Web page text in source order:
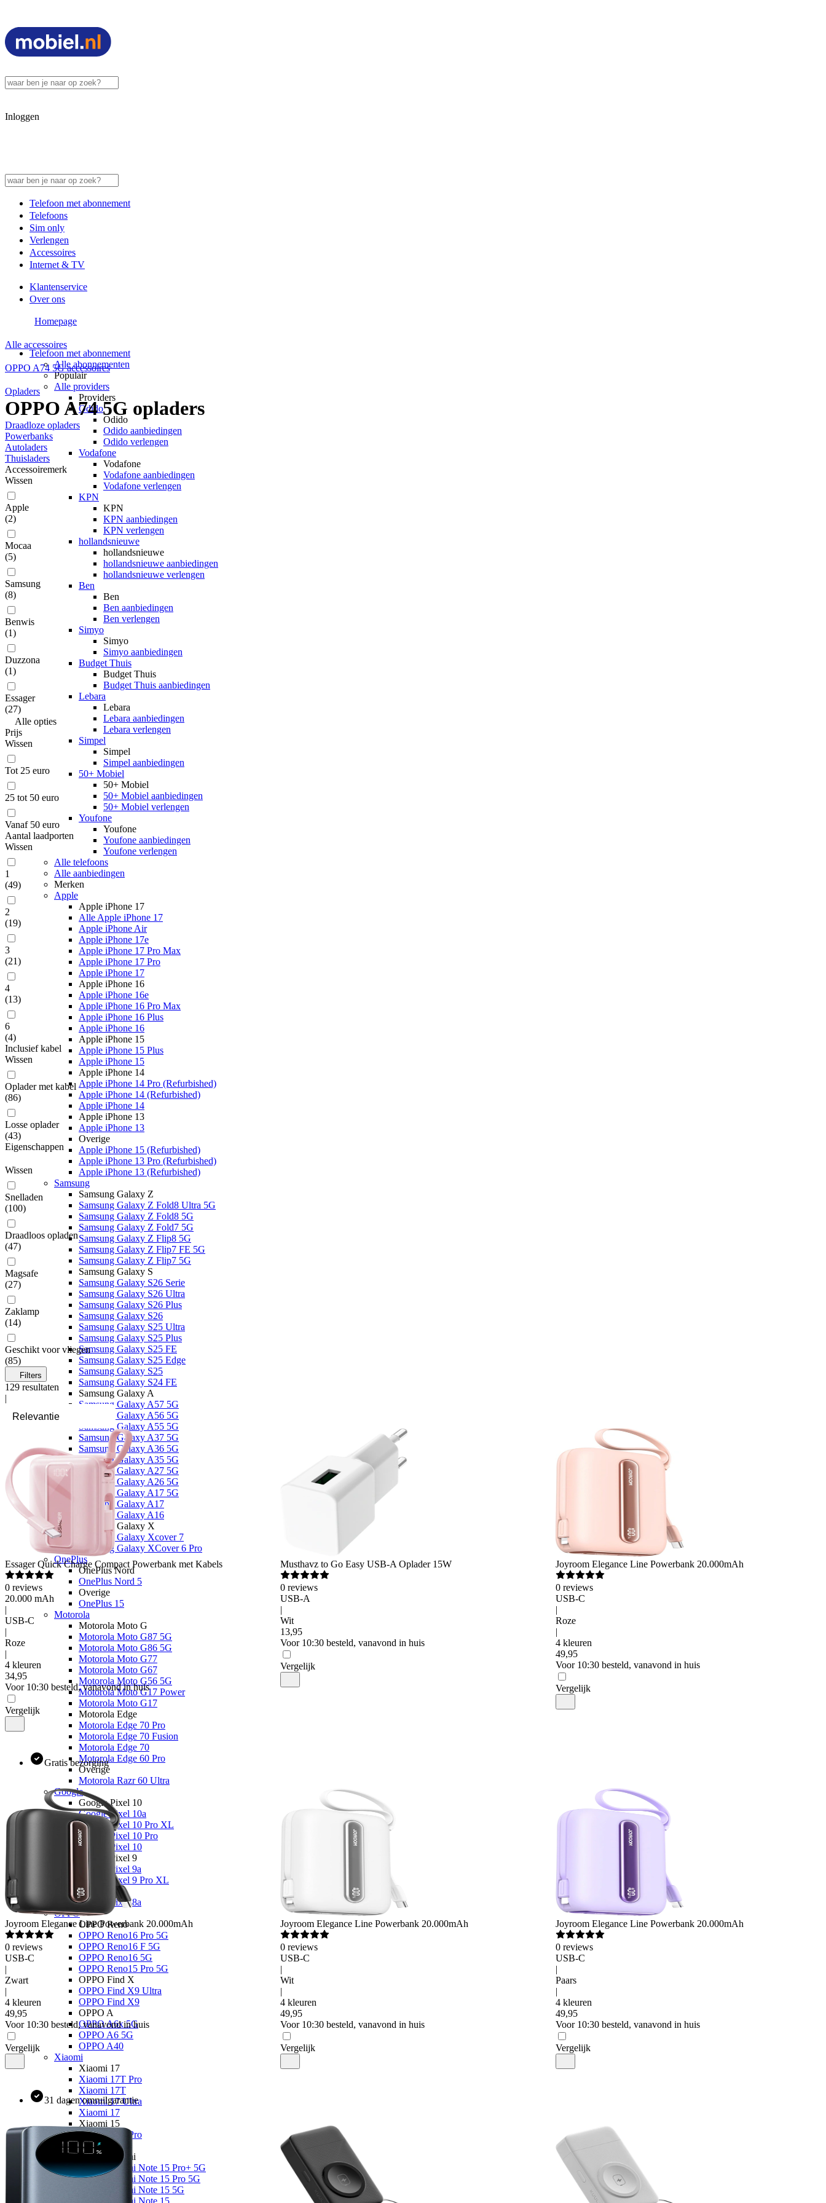
Inloggen
Telefoon met abonnement
Telefoons
Sim only
Verlengen
Accessoires
Internet & TV
Klantenservice
Over ons
Telefoon met abonnement
Alle abonnementen
Populair
Alle providers
Providers
Odido
Odido
Odido aanbiedingen
Odido verlengen
Vodafone
Vodafone
Vodafone aanbiedingen
Vodafone verlengen
KPN
KPN
KPN aanbiedingen
KPN verlengen
hollandsnieuwe
hollandsnieuwe
hollandsnieuwe aanbiedingen
hollandsnieuwe verlengen
Ben
Ben
Ben aanbiedingen
Ben verlengen
Simyo
Simyo
Simyo aanbiedingen
Budget Thuis
Budget Thuis
Budget Thuis aanbiedingen
Lebara
Lebara
Lebara aanbiedingen
Lebara verlengen
Simpel
Simpel
Simpel aanbiedingen
50+ Mobiel
50+ Mobiel
50+ Mobiel aanbiedingen
50+ Mobiel verlengen
Youfone
Youfone
Youfone aanbiedingen
Youfone verlengen
Alle telefoons
Alle aanbiedingen
Merken
Apple
Apple iPhone 17
Alle Apple iPhone 17
Apple iPhone Air
Apple iPhone 17e
Apple iPhone 17 Pro Max
Apple iPhone 17 Pro
Apple iPhone 17
Apple iPhone 16
Apple iPhone 16e
Apple iPhone 16 Pro Max
Apple iPhone 16 Plus
Apple iPhone 16
Apple iPhone 15
Apple iPhone 15 Plus
Apple iPhone 15
Apple iPhone 14
Apple iPhone 14 Pro (Refurbished)
Apple iPhone 14 (Refurbished)
Apple iPhone 14
Apple iPhone 13
Apple iPhone 13
Overige
Apple iPhone 15 (Refurbished)
Apple iPhone 13 Pro (Refurbished)
Apple iPhone 13 (Refurbished)
Samsung
Samsung Galaxy Z
Samsung Galaxy Z Fold8 Ultra 5G
Samsung Galaxy Z Fold8 5G
Samsung Galaxy Z Fold7 5G
Samsung Galaxy Z Flip8 5G
Samsung Galaxy Z Flip7 FE 5G
Samsung Galaxy Z Flip7 5G
Samsung Galaxy S
Samsung Galaxy S26 Serie
Samsung Galaxy S26 Ultra
Samsung Galaxy S26 Plus
Samsung Galaxy S26
Samsung Galaxy S25 Ultra
Samsung Galaxy S25 Plus
Samsung Galaxy S25 FE
Samsung Galaxy S25 Edge
Samsung Galaxy S25
Samsung Galaxy S24 FE
Samsung Galaxy A
Samsung Galaxy A57 5G
Samsung Galaxy A56 5G
Samsung Galaxy A55 5G
Samsung Galaxy A37 5G
Samsung Galaxy A36 5G
Samsung Galaxy A35 5G
Samsung Galaxy A27 5G
Samsung Galaxy A26 5G
Samsung Galaxy A17 5G
Samsung Galaxy A17
Samsung Galaxy A16
Samsung Galaxy X
Samsung Galaxy Xcover 7
Samsung Galaxy XCover 6 Pro
OnePlus
OnePlus Nord
OnePlus Nord 5
Overige
OnePlus 15
Motorola
Motorola Moto G
Motorola Moto G87 5G
Motorola Moto G86 5G
Motorola Moto G77
Motorola Moto G67
Motorola Moto G56 5G
Motorola Moto G17 Power
Motorola Moto G17
Motorola Edge
Motorola Edge 70 Pro
Motorola Edge 70 Fusion
Motorola Edge 70
Motorola Edge 60 Pro
Overige
Motorola Razr 60 Ultra
Google
Google Pixel 10
Google Pixel 10a
Google Pixel 10 Pro XL
Google Pixel 10 Pro
Google Pixel 10
Google Pixel 9
Google Pixel 9a
Google Pixel 9 Pro XL
Overige
Google Pixel 8a
OPPO
OPPO Reno
OPPO Reno16 Pro 5G
OPPO Reno16 F 5G
OPPO Reno16 5G
OPPO Reno15 Pro 5G
OPPO Find X
OPPO Find X9 Ultra
OPPO Find X9
OPPO A
OPPO A6x 5G
OPPO A6 5G
OPPO A40
Xiaomi
Xiaomi 17
Xiaomi 17T Pro
Xiaomi 17T
Xiaomi 17 Ultra
Xiaomi 17
Xiaomi 15
Xiaomi 15T Pro
Xiaomi 15T
Xiaomi Redmi
Xiaomi Redmi Note 15 Pro+ 5G
Xiaomi Redmi Note 15 Pro 5G
Xiaomi Redmi Note 15 5G
Xiaomi Redmi Note 15
Homepage
Alle accessoires
OPPO A74 5G accessoires
Opladers
OPPO A74 5G opladers
Draadloze opladers
Powerbanks
Autoladers
Thuisladers
Accessoiremerk
Wissen
Apple
(2)
Mocaa
(5)
Samsung
(8)
Benwis
(1)
Duzzona
(1)
Essager
(27)
Alle opties
Prijs
Wissen
Tot 25 euro
25 tot 50 euro
Vanaf 50 euro
Aantal laadporten
Wissen
1
(49)
2
(19)
3
(21)
4
(13)
6
(4)
Inclusief kabel
Wissen
Oplader met kabel
(86)
Losse oplader
(43)
Eigenschappen
Wissen
Snelladen
(100)
Draadloos opladen
(47)
Magsafe
(27)
Zaklamp
(14)
Geschikt voor vliegen
(85)
Filters
129 resultaten
|
Essager Quick Charge Compact Powerbank met Kabels
0 reviews
20.000 mAh
|
USB-C
|
Roze
|
4 kleuren
34,95
Voor 10:30 besteld, vanavond in huis
Vergelijk
Musthavz to Go Easy USB-A Oplader 15W
0 reviews
USB-A
|
Wit
13,95
Voor 10:30 besteld, vanavond in huis
Vergelijk
Joyroom Elegance Line Powerbank 20.000mAh
0 reviews
USB-C
|
Roze
|
4 kleuren
49,95
Voor 10:30 besteld, vanavond in huis
Vergelijk
Gratis bezorging
Joyroom Elegance Line Powerbank 20.000mAh
0 reviews
USB-C
|
Zwart
|
4 kleuren
49,95
Voor 10:30 besteld, vanavond in huis
Vergelijk
Joyroom Elegance Line Powerbank 20.000mAh
0 reviews
USB-C
|
Wit
|
4 kleuren
49,95
Voor 10:30 besteld, vanavond in huis
Vergelijk
Joyroom Elegance Line Powerbank 20.000mAh
0 reviews
USB-C
|
Paars
|
4 kleuren
49,95
Voor 10:30 besteld, vanavond in huis
Vergelijk
31 dagen omruilgarantie